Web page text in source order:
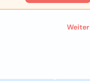
Weiter